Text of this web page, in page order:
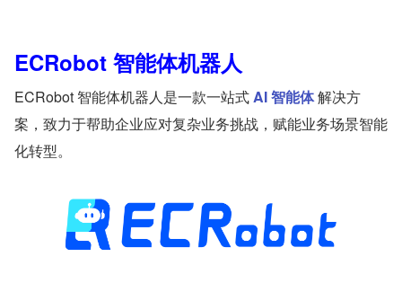
ECRobot 智能体机器人
ECRobot 智能体机器人是一款一站式 AI 智能体 解决方
案，致力于帮助企业应对复杂业务挑战，赋能业务场景智能
化转型。